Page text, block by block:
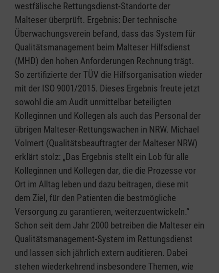
westfälische Rettungsdienst-Standorte der
Malteser überprüft. Ergebnis: Der technische
Überwachungsverein befand, dass das System für
Qualitätsmanagement beim Malteser Hilfsdienst
(MHD) den hohen Anforderungen Rechnung trägt.
So zertifizierte der TÜV die Hilfsorganisation wieder
mit der ISO 9001/2015. Dieses Ergebnis freute jetzt
sowohl die am Audit unmittelbar beteiligten
Kolleginnen und Kollegen als auch das Personal der
übrigen Malteser-Rettungswachen in NRW. Michael
Volmert (Qualitätsbeauftragter der Malteser NRW)
erklärt stolz: „Das Ergebnis stellt ein Lob für alle
Kolleginnen und Kollegen dar, die die Prozesse vor
Ort im Alltag leben und dazu beitragen, diese mit
dem Ziel, für den Patienten die bestmögliche
Versorgung zu garantieren, weiterzuentwickeln.“
Schon seit dem Jahr 2000 betreiben die Malteser ein
Qualitätsmanagement-System im Rettungsdienst
und lassen sich jährlich extern auditieren. Dabei
stehen wiederkehrend insbesondere Themen, wie